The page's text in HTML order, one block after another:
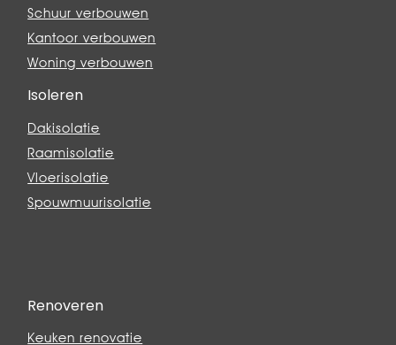
Schuur verbouwen
Kantoor verbouwen
Woning verbouwen
Isoleren
Dakisolatie
Raamisolatie
Vloerisolatie
Spouwmuurisolatie
Renoveren
Keuken renovatie